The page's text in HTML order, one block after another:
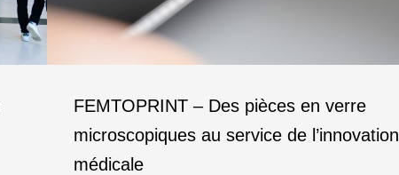
FEMTOPRINT – Des pièces en verre
microscopiques au service de l’innovation
médicale